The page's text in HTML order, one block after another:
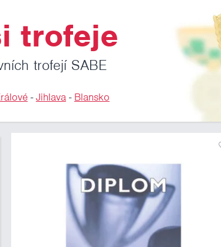
trofeje
trofejí SABE
-Jihlava- Blansko